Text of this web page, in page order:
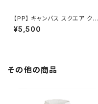
【PP】 キャンバス スクエア クッ
ションカバー（ブラック）
¥5,500
その他の商品